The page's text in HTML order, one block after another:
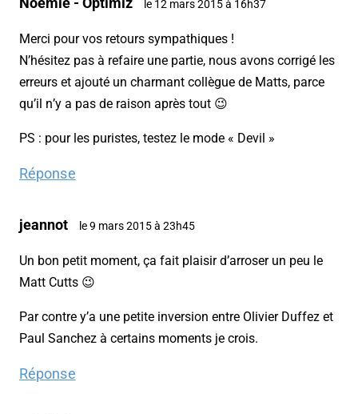
le 12 mars 2015 à 16h37
Merci pour vos retours sympathiques !
N’hésitez pas à refaire une partie, nous avons corrigé les
erreurs et ajouté un charmant collègue de Matts, parce
qu’il n’y a pas de raison après tout 😉
PS : pour les puristes, testez le mode « Devil »
Réponse
jeannot le 9 mars 2015 à 23h45
Un bon petit moment, ça fait plaisir d’arroser un peu le
Matt Cutts 😉
Par contre y’a une petite inversion entre Olivier Duffez et
Paul Sanchez à certains moments je crois.
Réponse